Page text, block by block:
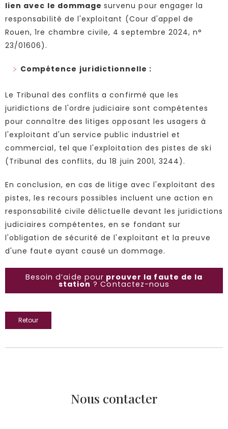
lien avec le dommagesurvenu pour engager la
responsabilité de l'exploitant (Cour d'appel de
Rouen, 1re chambre civile, 4 septembre 2024, n°
23/01606).
Compétence juridictionnelle :
Le Tribunal des conflits a confirmé que les
juridictions de l'ordre judiciaire sont compétentes
pour connaître des litiges opposant les usagers à
l'exploitant d'un service public industriel et
commercial, tel que l'exploitation des pistes de ski
(Tribunal des conflits, du 18 juin 2001, 3244).
En conclusion, en cas de litige avec l'exploitant des
pistes, les recours possibles incluent une action en
responsabilité civile délictuelle devant les juridictions
judiciaires compétentes, en se fondant sur
l'obligation de sécurité de l'exploitant et la preuve
d'une faute ayant causé un dommage.
Besoin d’aide pour prouver la faute de la
station ? Contactez-nous
Retour
Nous contacter